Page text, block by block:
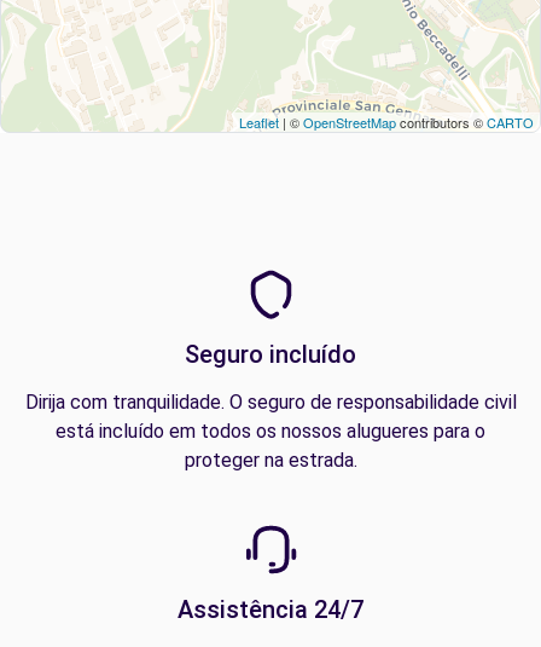
Leaflet | ©OpenStreetMapcontributors ©CARTO
Seguro incluído
Dirija com tranquilidade. O seguro de responsabilidade civil
está incluído em todos os nossos alugueres para o
proteger na estrada.
Assistência 24/7